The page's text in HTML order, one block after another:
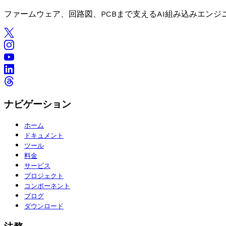
ファームウェア、回路図、PCBまで支えるAI組み込みエンジ
ナビゲーション
ホーム
ドキュメント
ツール
料金
サービス
プロジェクト
コンポーネント
ブログ
ダウンロード